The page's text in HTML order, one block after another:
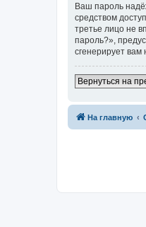
Ваш пароль
средством
третье лицо не
пароль?»,
сгенерирует вам
Вернуться на
На главную